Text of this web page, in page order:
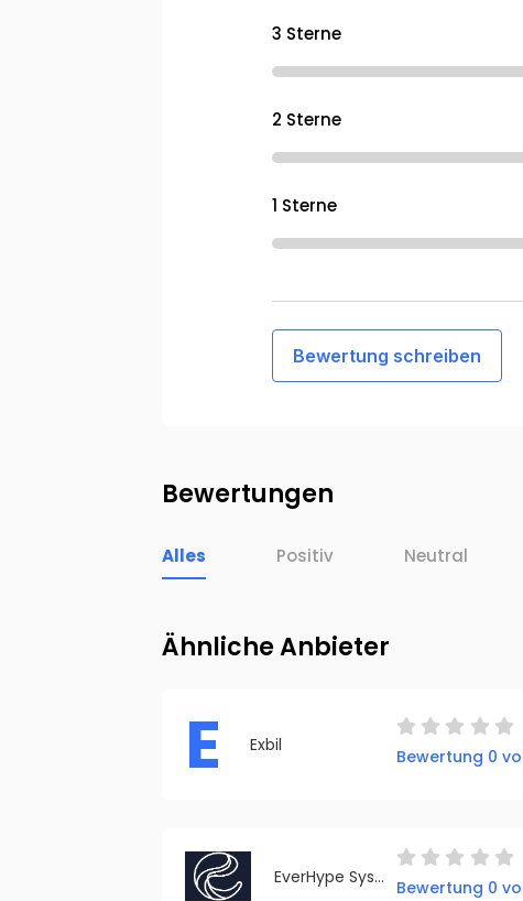
3 Sterne
2 Sterne
1 Sterne
Bewertung schreiben
Bewertungen
Alles Positiv Neutral
Ähnliche Anbieter
E Exbil
Bewertung 0
EverHype Systems GmbH
Bewertung 0